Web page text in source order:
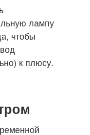
лампу
чтобы
к плюсу.